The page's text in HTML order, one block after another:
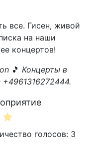
все. Гисен, живой
на наши
концертов!
🎵 Концерты в
+4961316272444.
голосов: 3